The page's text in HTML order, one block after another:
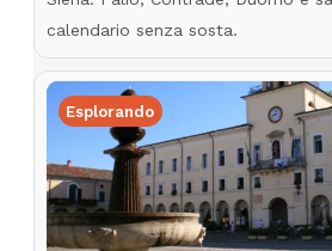
calendario senza sosta.
Esplorando